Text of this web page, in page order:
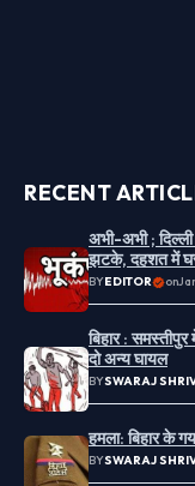
RECENT
अभी-अभी ;
झटके, दहशत में
BYEDITOR on
बिहार :
दो अन्य घायल
BYSWARAJ
हमला: बिहार के
BYSWARAJ